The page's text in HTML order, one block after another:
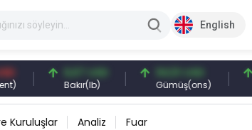
English
6,67 USD
Bakır(lb)
94,51 USD
Gümüş(ons)
Kuruluşlar Analiz Fuar